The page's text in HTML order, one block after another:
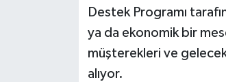
Destek Programı
ya da ekonomik bir
müşterekleri ve
alıyor.